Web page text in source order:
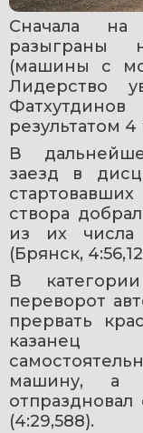
Сначала
разыграны
(машины с
Лидерство
результатом
В
заезд в
створа
из их
(Брянск,
В категории
переворот
прервать
казанец
машину, а
(4:29,588).